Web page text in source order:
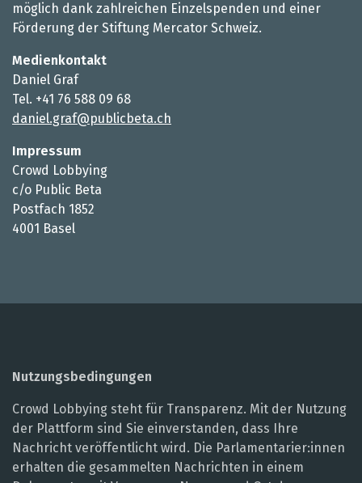
möglich dank zahlreichen Einzelspenden und einer
Förderung der Stiftung Mercator Schweiz.
Medienkontakt
Daniel Graf
Tel. +41 76 588 09 68
daniel.graf@publicbeta.ch
Impressum
Crowd Lobbying
c/o Public Beta
Postfach 1852
4001 Basel
Nutzungsbedingungen
Crowd Lobbying steht für Transparenz. Mit der Nutzung
der Plattform sind Sie einverstanden, dass Ihre
Nachricht veröffentlicht wird. Die Parlamentarier:innen
erhalten die gesammelten Nachrichten in einem